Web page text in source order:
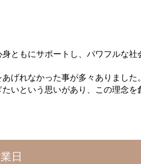
もにサポートし、パワフルな社
げれなかった事が多々ありました。
という思いがあり、この理念を
日